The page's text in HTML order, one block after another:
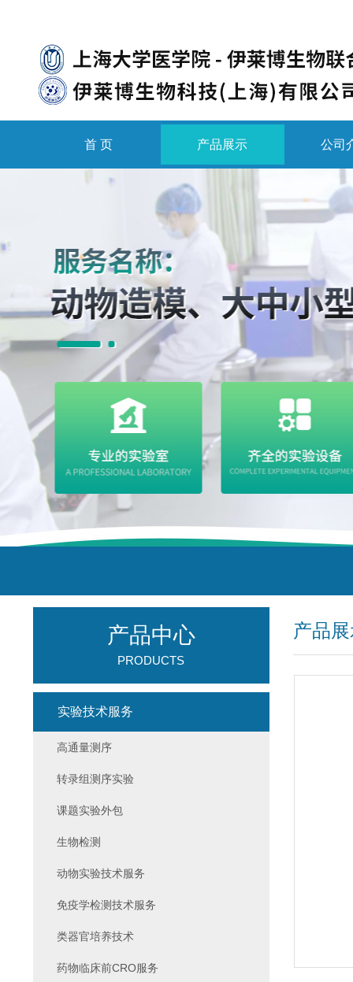
首 页 产品展示 公司
产品
产品中心
PRODUCTS
实验技术服务
高通量测序
转录组测序实验
课题实验外包
生物检测
动物实验技术服务
免疫学检测技术服务
类器官培养技术
药物临床前CRO服务